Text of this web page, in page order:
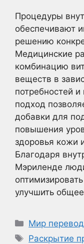
Процедуры
обеспечивают
решению
Медицинские
комбинацию
веществ в
потребностей
подход
добавки для
повышения
здоровья кожи
Благодаря
Мэриленде
улучшить
Рубрики
Мир
Метки
Раскрытие